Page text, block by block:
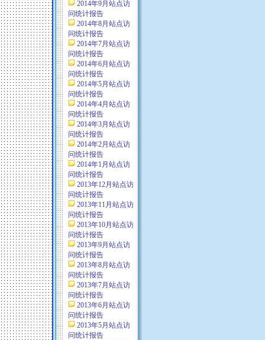
2014年9月站点访
问统计报告
2014年8月站点访
问统计报告
2014年7月站点访
问统计报告
2014年6月站点访
问统计报告
2014年5月站点访
问统计报告
2014年4月站点访
问统计报告
2014年3月站点访
问统计报告
2014年2月站点访
问统计报告
2014年1月站点访
问统计报告
2013年12月站点访
问统计报告
2013年11月站点访
问统计报告
2013年10月站点访
问统计报告
2013年9月站点访
问统计报告
2013年8月站点访
问统计报告
2013年7月站点访
问统计报告
2013年6月站点访
问统计报告
2013年5月站点访
问统计报告